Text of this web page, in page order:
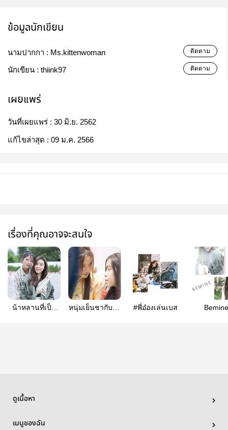
ข้อมูลนักเขียน
นามปากกา : Ms.kittenwoman ติดตาม
นักเขียน : thiink97 ติดตาม
เผยแพร่
วันที่เผยแพร่ : 30 มิ.ย. 2562
แก้ไขล่าสุด : 09 ม.ค. 2566
เรื่องที่คุณอาจจะสนใจ
น้าหลานที่เป็น
หนุ่มเย็นชากับยัย
#พี่อ๋องเล่นเบส
ดูเนื้อหา
เมนูของฉัน